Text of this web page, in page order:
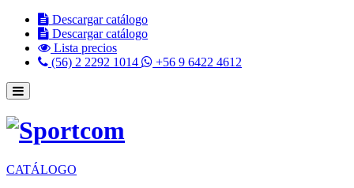
Descargar catálogo
Descargar catálogo
Lista precios
(56) 2 2292 1014
+56 9 6422 4612
CATÁLOGO